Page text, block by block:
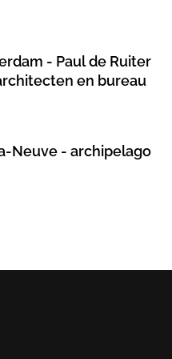
- Paul de Ruiter
en bureau
Neuve - archipelago